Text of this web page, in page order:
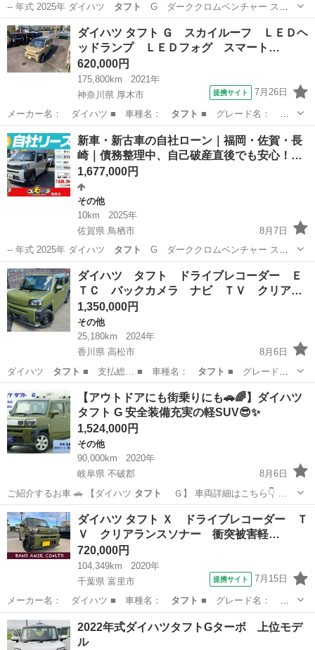
-- 年式 2025年 ダイハツ タフト
G ダーククロムベンチャー スカ
イ…
佐賀 鳥栖市 ダイハツ 車両
ダイハツ タフト Ｇ スカイルーフ ＬＥＤヘ
ッドランプ ＬＥＤフォグ スマート…
620,000円
175,800km
2021年
神奈川県 厚木市
提携サイト 7月26日
メーカー名： ダイハツ ■ 車種名： タフト ■ グレード名：
Ｇ スカイルーフ …
神奈川 厚木市 ダイハツ
新車・新古車の自社ローン｜福岡・佐賀・長
崎｜債務整理中、自己破産直後でも安心！…
1,677,000円
その他
10km
2025年
佐賀県 鳥栖市
8月7日
-- 年式 2025年 ダイハツ タフト
G ダーククロムベンチャー スカ
イ…
佐賀 鳥栖市 その他 車両
ダイハツ タフト ドライブレコーダー Ｅ
ＴＣ バックカメラ ナビ ＴＶ クリア…
1,350,000円
その他
25,180km
2024年
香川県 高松市
8月6日
ダイハツ タフト ■ 支払総… ■ 車種名： タフト ■ グレード
名…
香川 高松市 その他 タフト
【アウトドアにも街乗りにも🚗🌈】ダイハツ
タフト G 安全装備充実の軽SUV😎✨
1,524,000円
その他
90,000km
2020年
岐阜県 不破郡
8月6日
ご紹介するお車 🚗 【ダイハツ タフト Ｇ】 車両詳細はこちら👇 …
岐阜 不破郡 その他
ダイハツ タフト Ｘ ドライブレコーダー Ｔ
Ｖ クリアランスソナー 衝突被害軽…
720,000円
104,349km
2020年
千葉県 富里市
提携サイト 7月15日
メーカー名： ダイハツ ■ 車種名： タフト ■ グレード名：
Ｘ ドライブレコー…
千葉 富里市 ダイハツ
2022年式ダイハツタフトGターボ 上位モデ
ル